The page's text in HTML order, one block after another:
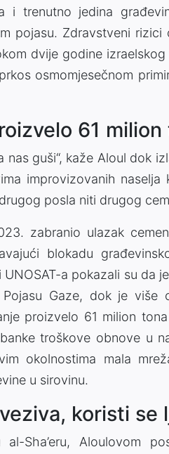
i trenutno jedina
pojasu. Zdravstveni
dvije godine
osmomjesečnom
61
nas guši“, kaže Aloul dok
improvizovanih
posla niti drugog
zabranio ulazak
blokadu
UNOSAT-a pokazali su da
Gaze, dok je više
proizvelo 61 milion
troškove obnove u
okolnostima mala
u sirovinu.
koristi se
Sha’eru, Aloulovom